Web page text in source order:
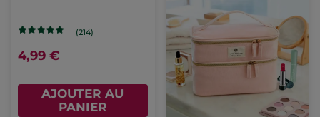
(214)
4,99 €
AJOUTER AU
PANIER